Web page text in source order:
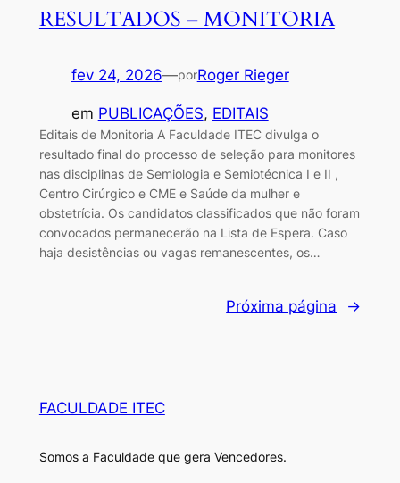
RESULTADOS – MONITORIA
fev 24, 2026—porRoger Rieger
em PUBLICAÇÕES, EDITAIS
Editais de Monitoria A Faculdade ITEC divulga o
resultado final do processo de seleção para monitores
nas disciplinas de Semiologia e Semiotécnica I e II ,
Centro Cirúrgico e CME e Saúde da mulher e
obstetrícia. Os candidatos classificados que não foram
convocados permanecerão na Lista de Espera. Caso
haja desistências ou vagas remanescentes, os…
Próxima página →
FACULDADE ITEC
Somos a Faculdade que gera Vencedores.